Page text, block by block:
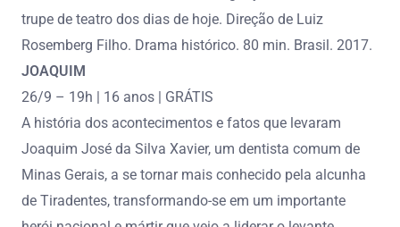
trupe de teatro dos dias de hoje. Direção de Luiz
Rosemberg Filho. Drama histórico. 80 min. Brasil. 2017.
JOAQUIM
26/9 – 19h | 16 anos | GRÁTIS
A história dos acontecimentos e fatos que levaram
Joaquim José da Silva Xavier, um dentista comum de
Minas Gerais, a se tornar mais conhecido pela alcunha
de Tiradentes, transformando-se em um importante